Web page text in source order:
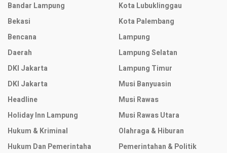
Bandar Lampung
Bekasi
Bencana
Daerah
DKI Jakarta
DKI Jakarta
Headline
Holiday Inn Lampung
Hukum & Kriminal
Hukum Dan Pemerintaha
Kota Lubuklinggau
Kota Palembang
Lampung
Lampung Selatan
Lampung Timur
Musi Banyuasin
Musi Rawas
Musi Rawas Utara
Olahraga & Hiburan
Pemerintahan & Politik